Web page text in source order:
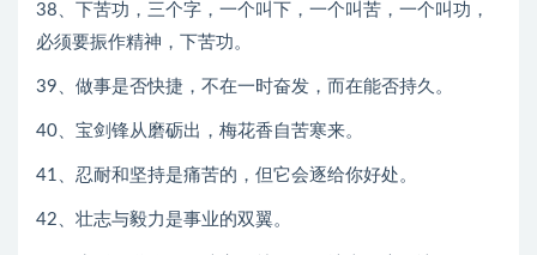
38、下苦功，三个字，一个叫下，一个叫苦，一个叫功，
必须要振作精神，下苦功。
39、做事是否快捷，不在一时奋发，而在能否持久。
40、宝剑锋从磨砺出，梅花香自苦寒来。
41、忍耐和坚持是痛苦的，但它会逐给你好处。
42、壮志与毅力是事业的双翼。